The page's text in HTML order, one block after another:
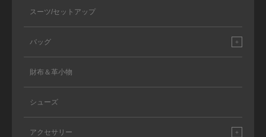
スーツ/セットアップ
バッグ
財布＆革小物
シューズ
アクセサリー